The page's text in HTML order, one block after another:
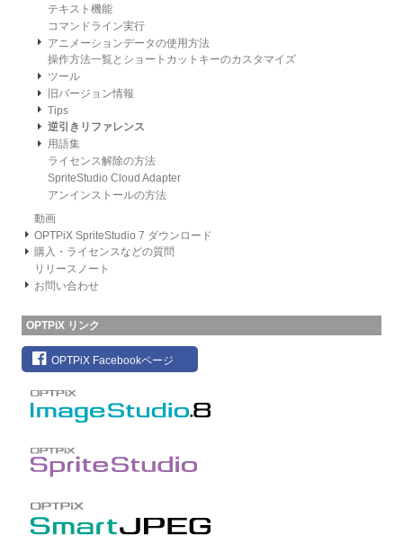
テキスト機能
コマンドライン実行
アニメーションデータの使用方法
操作方法一覧とショートカットキーのカスタマイズ
ツール
旧バージョン情報
Tips
逆引きリファレンス
用語集
ライセンス解除の方法
SpriteStudio Cloud Adapter
アンインストールの方法
動画
OPTPiX SpriteStudio 7 ダウンロード
購入・ライセンスなどの質問
リリースノート
お問い合わせ
OPTPiX リンク
OPTPiX Facebookページ